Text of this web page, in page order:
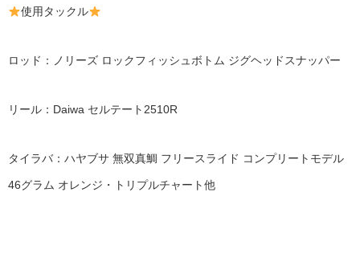
使用タックル
ロッド：ノリーズ ロックフィッシュボトム ジグヘッドスナッパー
リール：Daiwa セルテート2510R
タイラバ：ハヤブサ 無双真鯛 フリースライド コンプリートモデル
46グラム オレンジ・トリプルチャート他